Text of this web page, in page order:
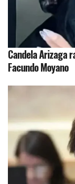
Candela Arizaga
Facundo Moyano